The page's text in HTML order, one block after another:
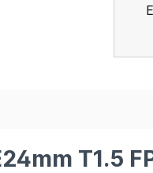
T1.5